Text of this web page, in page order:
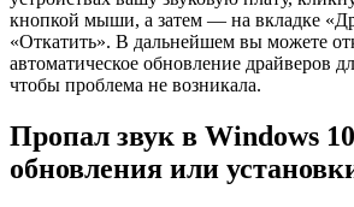
кнопкой мыши, а затем — на вкладке
«Откатить». В дальнейшем вы можете
автоматическое обновление драйверов
чтобы проблема не возникала.
Пропал звук в Windows
обновления или